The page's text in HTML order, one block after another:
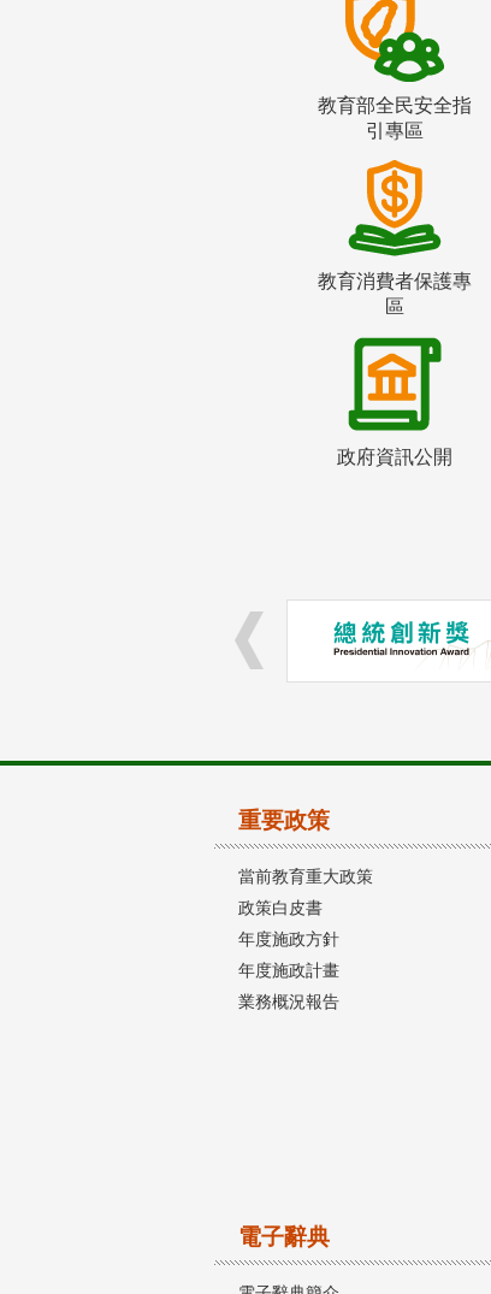
教育部全民安全指
引專區
教育消費者保護專
區
政府資訊公開
重要政策
當前教育重大政策
政策白皮書
年度施政方針
年度施政計畫
業務概況報告
電子辭典